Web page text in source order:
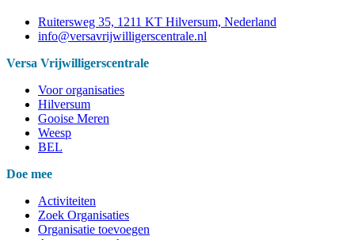
Ruitersweg 35, 1211 KT Hilversum, Nederland
info@versavrijwilligerscentrale.nl
Versa Vrijwilligerscentrale
Voor organisaties
Hilversum
Gooise Meren
Weesp
BEL
Doe mee
Activiteiten
Zoek Organisaties
Organisatie toevoegen